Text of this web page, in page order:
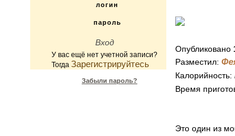
У вас ещё нет учетной записи?
Тогда Зарегистрируйтесь
Забыли пароль?
Опубликовано
Разместил:
Калорийность:
Время
Это один из